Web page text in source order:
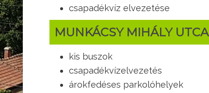
csapadékvíz elvezetése
MUNKÁCSY MIHÁLY UTCA
kis buszok
csapadékvízelvezetés
árokfedéses parkolóhelyek